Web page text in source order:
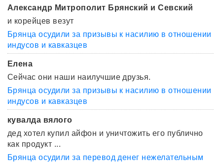
Александр Митрополит Брянский и Севский
и корейцев везут
Брянца осудили за призывы к насилию в отношении
индусов и кавказцев
Елена
Сейчас они наши наилучшие друзья.
Брянца осудили за призывы к насилию в отношении
индусов и кавказцев
кувалда вялого
дед хотел купил айфон и уничтожить его публично
как продукт ...
Брянца осудили за перевод денег нежелательным